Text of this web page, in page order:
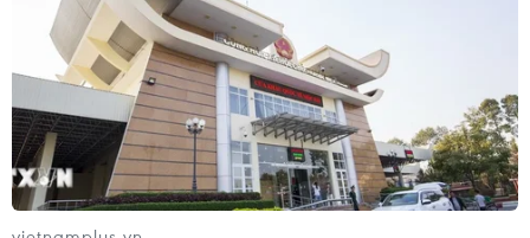
Công an tỉnh Thanh Hóa đã triệt phá đường dây mua
bán, vận chuyển trái phép chất ma túy từ Lào về Việt
Nam do đối tượng Hoàng Thị Thái cầm đầu, thu giữ
22.000 viên ma túy tổng hợp và 10 bánh heroin.